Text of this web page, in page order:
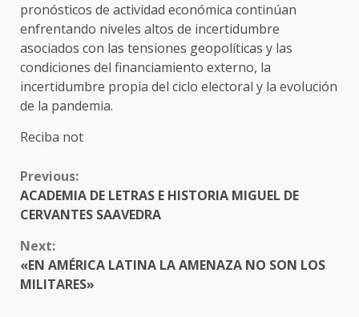
pronósticos de actividad económica continúan
enfrentando niveles altos de incertidumbre
asociados con las tensiones geopolíticas y las
condiciones del financiamiento externo, la
incertidumbre propia del ciclo electoral y la evolución
de la pandemia.
Reciba not
CONTINUE
READING
Previous:
ACADEMIA DE LETRAS E HISTORIA MIGUEL DE
CERVANTES SAAVEDRA
Next:
«EN AMÉRICA LATINA LA AMENAZA NO SON LOS
MILITARES»